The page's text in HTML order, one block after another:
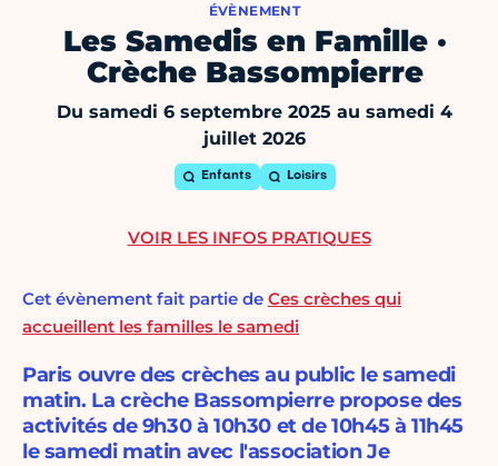
ÉVÈNEMENT
Les Samedis en Famille ·
Crèche Bassompierre
Du samedi 6 septembre 2025 au samedi 4
juillet 2026
Enfants Loisirs
Cet évènement fait partie de Ces crèches qui
accueillent les familles le samedi
Paris ouvre des crèches au public le samedi
matin. La crèche Bassompierre propose des
activités de 9h30 à 10h30 et de 10h45 à 11h45
le samedi matin avec l'association Je
VOIR LES INFOS PRATIQUES